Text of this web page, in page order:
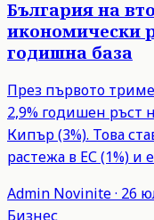
България на
икономически
годишна база
През първото
2,9% годишен ръст
Кипър (3%). Това
растежа в ЕС (1%) и
Admin Novinite· 26
Бизнес